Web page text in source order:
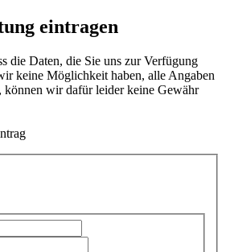
eintragen
die Daten, die Sie uns zur Verfügung
keine Möglichkeit haben, alle Angaben
wir dafür leider keine Gewähr